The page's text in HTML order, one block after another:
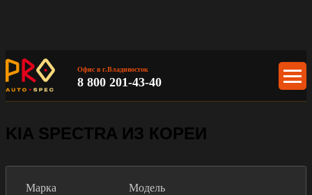
Офис в г.Владивосток
8 800 201-43-40
KIA SPECTRA ИЗ КОРЕИ
Марка Модель